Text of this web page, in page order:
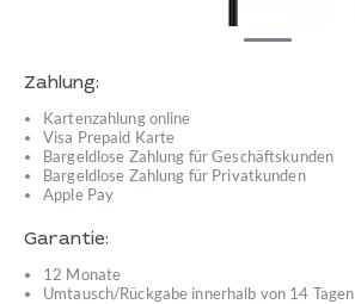
Zahlung:
Kartenzahlung online
Visa Prepaid Karte
Bargeldlose Zahlung für Geschäftskunden
Bargeldlose Zahlung für Privatkunden
Apple Pay
Garantie:
12 Monate
Umtausch/Rückgabe innerhalb von 14 Tagen